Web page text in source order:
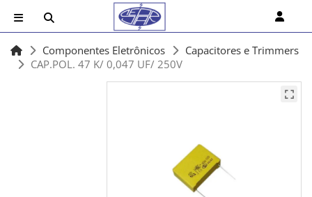
Componentes Eletrônicos
Capacitores e Trimmers
CAP.POL. 47 K/ 0,047 UF/ 250V